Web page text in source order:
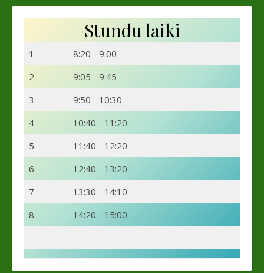
Stundu laiki
1.
8:20 - 9:00
2.
9:05 - 9:45
3.
9:50 - 10:30
4.
10:40 - 11:20
5.
11:40 - 12:20
6.
12:40 - 13:20
7.
13:30 - 14:10
8.
14:20 - 15:00